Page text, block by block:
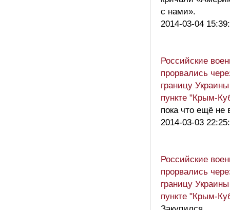
с нами».
2014-03-04
Российские
прорвались
границу
пункте "Крым-
пока что ещё не
2014-03-03
Российские
прорвались
границу
пункте "Крым-